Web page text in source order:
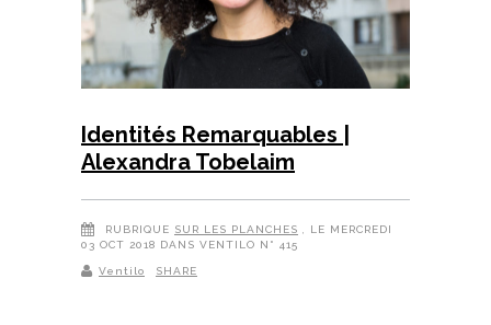
Identités Remarquables |
Alexandra Tobelaim
RUBRIQUE SUR LES PLANCHES
, LE MERCREDI
03 OCT 2018 DANS VENTILO N° 415
Ventilo SHARE